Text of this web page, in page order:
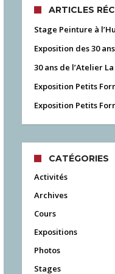
ARTICLES
Stage Peinture à
Exposition des 30
30 ans de l’Atelier
Exposition Petits
Exposition Petits
CATÉGORIES
Activités
Archives
Cours
Expositions
Photos
Stages